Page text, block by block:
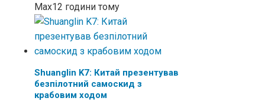
Max12 години тому
Shuanglin K7: Китай презентував
безпілотний самоскид з
крабовим ходом